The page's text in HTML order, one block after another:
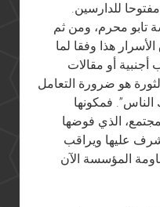
للدارسين.
تابو محرم، ومن ثم
هذا وفقا لما
أو مقالات
هو ضرورة التعامل
فمكونها
الذي فوضها
عليها ويراقب
المؤسسة الآن